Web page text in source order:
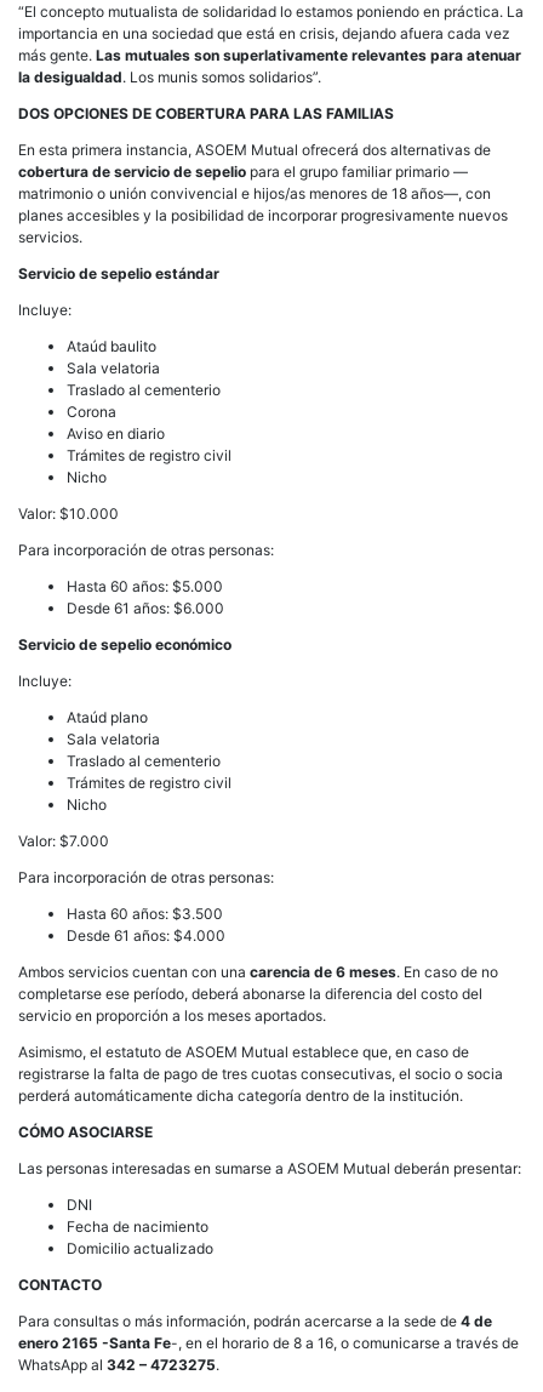
“El concepto mutualista de solidaridad lo estamos poniendo en práctica. La
importancia en una sociedad que está en crisis, dejando afuera cada vez
más gente. Las mutuales son superlativamente relevantes para atenuar
la desigualdad. Los munis somos solidarios”.
DOS OPCIONES DE COBERTURA PARA LAS FAMILIAS
En esta primera instancia, ASOEM Mutual ofrecerá dos alternativas de
cobertura de servicio de sepelio para el grupo familiar primario —
matrimonio o unión convivencial e hijos/as menores de 18 años—, con
planes accesibles y la posibilidad de incorporar progresivamente nuevos
servicios.
Servicio de sepelio estándar
Incluye:
Ataúd baulito
Sala velatoria
Traslado al cementerio
Corona
Aviso en diario
Trámites de registro civil
Nicho
Valor: $10.000
Para incorporación de otras personas:
Hasta 60 años: $5.000
Desde 61 años: $6.000
Servicio de sepelio económico
Incluye:
Ataúd plano
Sala velatoria
Traslado al cementerio
Trámites de registro civil
Nicho
Valor: $7.000
Para incorporación de otras personas:
Hasta 60 años: $3.500
Desde 61 años: $4.000
Ambos servicios cuentan con una carencia de 6 meses. En caso de no
completarse ese período, deberá abonarse la diferencia del costo del
servicio en proporción a los meses aportados.
Asimismo, el estatuto de ASOEM Mutual establece que, en caso de
registrarse la falta de pago de tres cuotas consecutivas, el socio o socia
perderá automáticamente dicha categoría dentro de la institución.
CÓMO ASOCIARSE
Las personas interesadas en sumarse a ASOEM Mutual deberán presentar:
DNI
Fecha de nacimiento
Domicilio actualizado
CONTACTO
Para consultas o más información, podrán acercarse a la sede de 4 de
enero 2165 -Santa Fe-, en el horario de 8 a 16, o comunicarse a través de
WhatsApp al 342 – 4723275.